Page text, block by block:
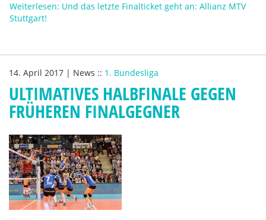
Weiterlesen: Und das letzte Finalticket geht an: Allianz MTV
Stuttgart!
14. April 2017 | News :: 1. Bundesliga
ULTIMATIVES HALBFINALE GEGEN
FRÜHEREN FINALGEGNER